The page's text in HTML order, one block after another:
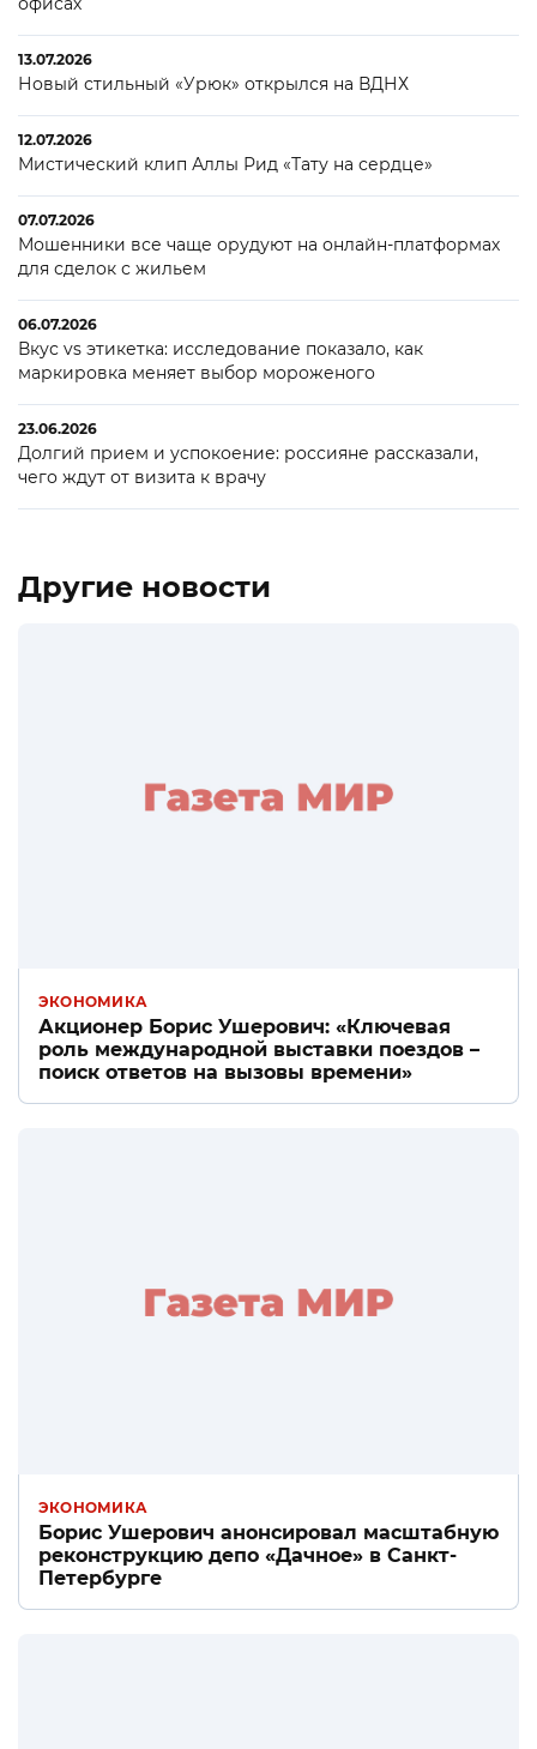
13.07.2026
Новый стильный «Урюк» открылся на ВДНХ
12.07.2026
Мистический клип Аллы Рид «Тату на сердце»
07.07.2026
Мошенники все чаще орудуют на онлайн-платформах
для сделок с жильем
06.07.2026
Вкус vs этикетка: исследование показало, как
маркировка меняет выбор мороженого
23.06.2026
Долгий прием и успокоение: россияне рассказали,
чего ждут от визита к врачу
Другие новости
ЭКОНОМИКА
Акционер Борис Ушерович: «Ключевая
роль международной выставки поездов –
поиск ответов на вызовы времени»
ЭКОНОМИКА
Борис Ушерович анонсировал масштабную
реконструкцию депо «Дачное» в Санкт-
Петербурге